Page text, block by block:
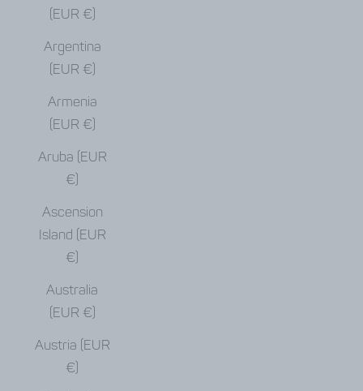
(EUR €)
Argentina
(EUR €)
Armenia
(EUR €)
Aruba (EUR
€)
Ascension
Island (EUR
€)
Australia
(EUR €)
Austria (EUR
€)